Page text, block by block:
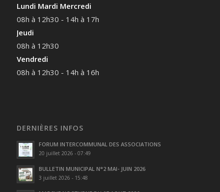
Lundi Mardi Mercredi
08h à 12h30 - 14h à 17h
Jeudi
08h à 12h30
Vendredi
08h à 12h30 - 14h à 16h
DERNIÈRES INFOS
FORUM INTERCOMMUNAL DES ASSOCIATIONS
20 juillet 2026 - 07:49
BULLETIN MUNICIPAL N°2 MAI- JUIN 2026
3 juillet 2026 - 15:48